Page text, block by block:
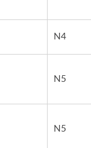
N4
N5
N5